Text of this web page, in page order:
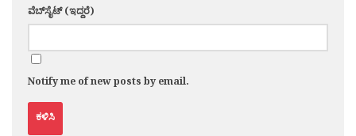
ವೆಬ್‌ಸೈಟ್ (ಇದ್ದರೆ)
Notify me of new posts by email.